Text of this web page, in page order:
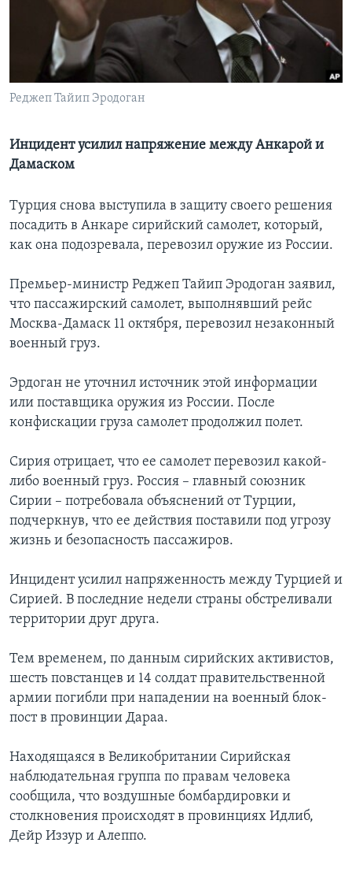
Learning English
СОЦИАЛЬНЫЕ СЕТИ
Языки
Реджеп Тайип Эродоган
Инцидент усилил напряжение между Анкарой и
Дамаском
Турция снова выступила в защиту своего решения
посадить в Анкаре сирийский самолет, который,
как она подозревала, перевозил оружие из России.
Премьер-министр Реджеп Тайип Эродоган заявил,
что пассажирский самолет, выполнявший рейс
Москва-Дамаск 11 октября, перевозил незаконный
военный груз.
Эрдоган не уточнил источник этой информации
или поставщика оружия из России. После
конфискации груза самолет продолжил полет.
Сирия отрицает, что ее самолет перевозил какой-
либо военный груз. Россия – главный союзник
Сирии – потребовала объяснений от Турции,
подчеркнув, что ее действия поставили под угрозу
жизнь и безопасность пассажиров.
Инцидент усилил напряженность между Турцией и
Сирией. В последние недели страны обстреливали
территории друг друга.
Тем временем, по данным сирийских активистов,
шесть повстанцев и 14 солдат правительственной
армии погибли при нападении на военный блок-
пост в провинции Дараа.
Находящаяся в Великобритании Сирийская
наблюдательная группа по правам человека
сообщила, что воздушные бомбардировки и
столкновения происходят в провинциях Идлиб,
Дейр Иззур и Алеппо.